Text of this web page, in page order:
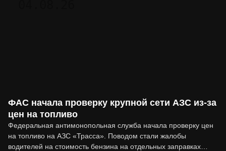
ФАС начала проверку крупной сети АЗС из-за
цен на топливо
Федеральная антимонопольная служба начала проверку цен
на топливо на АЗС «Трасса». Поводом стали жалобы
водителей на стоимость бензина на отдельных заправках